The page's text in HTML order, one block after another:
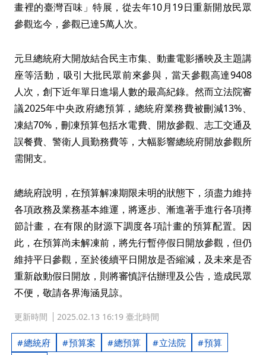
畫裡的臺灣百味」特展，從去年10月19日重新開放民眾
參觀迄今，參觀已達5萬人次。
元旦總統府大開放結合民主市集、動畫電影播映及主題講
座等活動，吸引大批民眾前來參與，當天參觀高達9408
人次，創下近年單日進場人數的最高紀錄。然而立法院審
議2025年中央政府總預算，總統府業務費被刪減13%、
凍結70%，刪凍預算包括水電費、開放參觀、志工交通及
誤餐費、警衛人員勤務費等，大幅影響總統府開放參觀所
需開支。
總統府說明，在預算解凍期限未明的狀態下，須盡力維持
各項政務及業務基本維運，將逐步、漸進著手進行各項撙
節計畫，在有限的財源下調度各項計畫的預算配置。因
此，在預算尚未解凍前，將先行暫停假日開放參觀，但仍
維持平日參觀，至於後續平日開放是否縮減，及未來是否
重新啟動假日開放，則將審慎評估辦理及公告，造成民眾
不便，敬請各界海涵見諒。
更新時間 2025.02.13 16:19 臺北時間
總統府 預算案 總預算 立法院
預算